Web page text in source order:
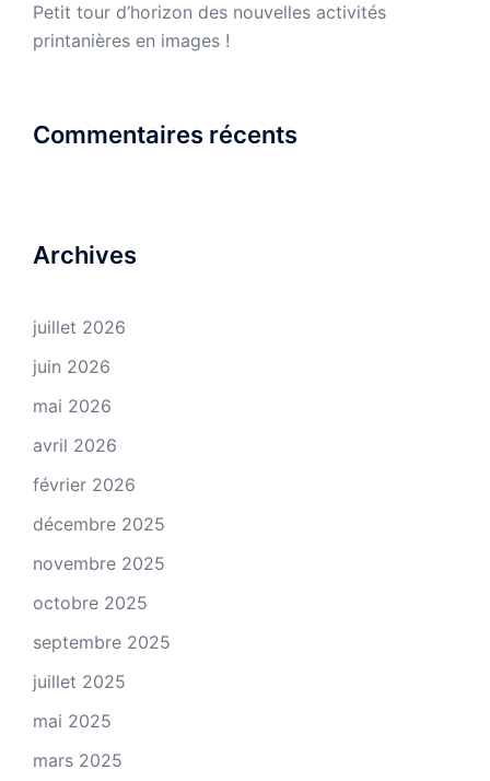
Petit tour d’horizon des nouvelles activités
printanières en images !
Commentaires récents
Archives
juillet 2026
juin 2026
mai 2026
avril 2026
février 2026
décembre 2025
novembre 2025
octobre 2025
septembre 2025
juillet 2025
mai 2025
mars 2025